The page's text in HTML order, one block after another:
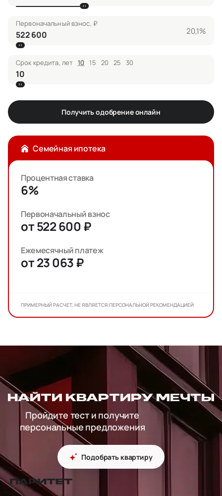
Первоначальный взнос, ₽
20,1%
Срок кредита, лет 10 15 20 25 30
Получить одобрение онлайн
Семейная ипотека
Процентная ставка
6%
Первоначальный взнос
от 522 600 ₽
Ежемесячный платеж
от 23 063 ₽
ПРИМЕРНЫЙ РАСЧЕТ, НЕ ЯВЛЯЕТСЯ ПЕРСОНАЛЬНОЙ РЕКОМЕНДАЦИЕЙ
НАЙТИ КВАРТИРУ МЕЧТЫ
Пройдите тест и получите
персональные предложения
Подобрать квартиру
перейти на главную страницу